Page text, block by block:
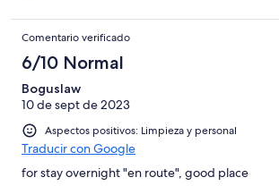
Comentario verificado
6/10 Normal
Boguslaw
10 de sept de 2023
Aspectos positivos: Limpieza y personal
Traducir con Google
for stay overnight "en route", good place